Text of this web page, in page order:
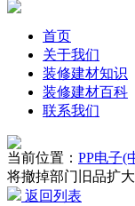
首页
关于我们
装修建材知识
装修建材百科
联系我们
当前位置： PP电子(
将撤掉部门旧品扩
返回列表